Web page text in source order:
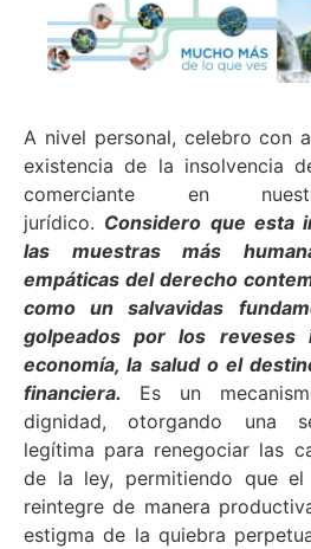
A nivel personal, celebro con
existencia de la insolvencia
comerciante en
jurídico. Considero que esta
las muestras más
empáticas del derecho
como un salvavidas
golpeados por los reveses
economía, la salud o el
financiera. Es un
dignidad, otorgando una
legítima para renegociar las
de la ley, permitiendo que
reintegre de manera
estigma de la quiebra